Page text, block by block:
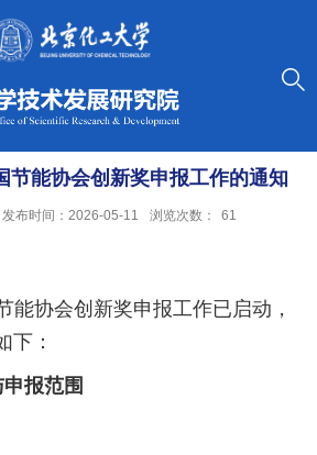
节能协会创新奖申报工作的通知
发布时间：2026-05-11 浏览次数： 61
能协会创新奖申报工作已启动，
下：
报范围